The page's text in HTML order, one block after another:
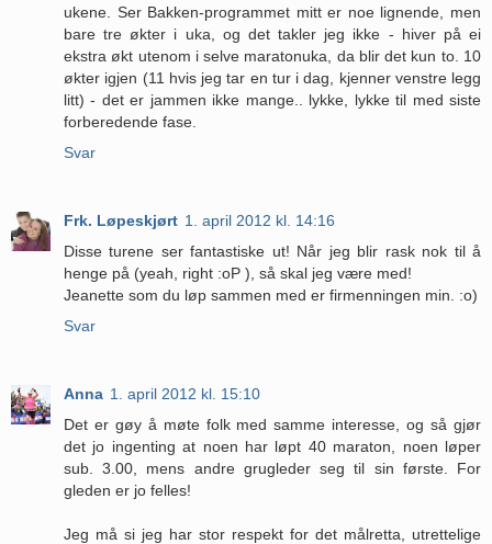
ukene. Ser Bakken-programmet mitt er noe lignende, men
bare tre økter i uka, og det takler jeg ikke - hiver på ei
ekstra økt utenom i selve maratonuka, da blir det kun to. 10
økter igjen (11 hvis jeg tar en tur i dag, kjenner venstre legg
litt) - det er jammen ikke mange.. lykke, lykke til med siste
forberedende fase.
Svar
Frk. Løpeskjørt 1. april 2012 kl. 14:16
Disse turene ser fantastiske ut! Når jeg blir rask nok til å
henge på (yeah, right :oP ), så skal jeg være med!
Jeanette som du løp sammen med er firmenningen min. :o)
Svar
Anna 1. april 2012 kl. 15:10
Det er gøy å møte folk med samme interesse, og så gjør
det jo ingenting at noen har løpt 40 maraton, noen løper
sub. 3.00, mens andre grugleder seg til sin første. For
gleden er jo felles!
Jeg må si jeg har stor respekt for det målretta, utrettelige